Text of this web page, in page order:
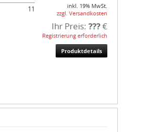
inkl. 19% MwSt.
zzgl. Versandkosten
Ihr Preis: ???€
Registrierung erforderlich
Produktdetails
11